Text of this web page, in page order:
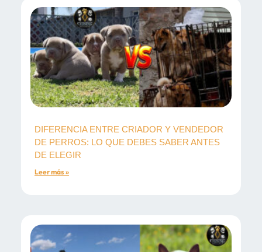
DIFERENCIA ENTRE CRIADOR Y VENDEDOR
DE PERROS: LO QUE DEBES SABER ANTES
DE ELEGIR
Leer más »